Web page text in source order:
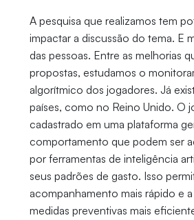
A pesquisa que realizamos tem
impactar a discussão do tema. E
das pessoas. Entre as melhorias
propostas, estudamos o
algorítmico dos jogadores. Já
países, como no Reino Unido. O
cadastrado em uma plataforma
comportamento que podem ser
por ferramentas de inteligência
seus padrões de gasto. Isso
acompanhamento mais rápido e
medidas preventivas mais